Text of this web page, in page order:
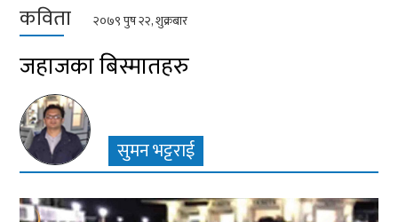
कविता २०७९ पुष २२, शुक्रबार
जहाजका बिस्मातहरु
सुमन भट्टराई